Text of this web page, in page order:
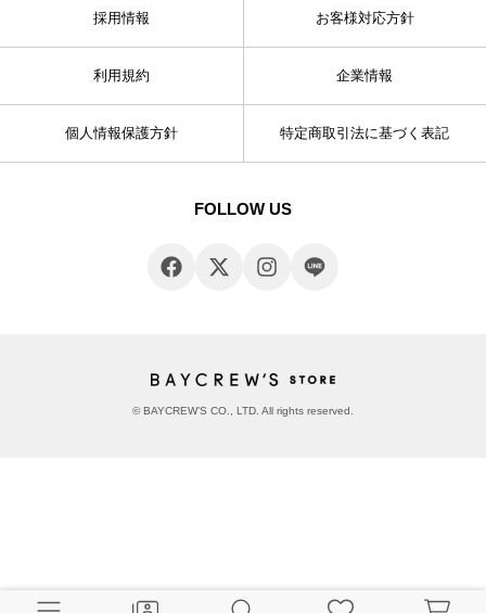
採用情報 お客様対応方針
利用規約 企業情報
個人情報保護方針 特定商取引法に基づく表記
FOLLOW US
© BAYCREW’S CO., LTD. All rights reserved.